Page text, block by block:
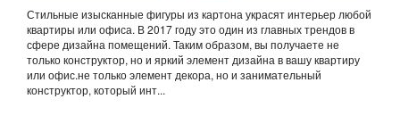
Стильные изысканные фигуры из картона украсят интерьер любой
квартиры или офиса. В 2017 году это один из главных трендов в
сфере дизайна помещений. Таким образом, вы получаете не
только конструктор, но и яркий элемент дизайна в вашу квартиру
или офис.не только элемент декора, но и занимательный
конструктор, который инт...